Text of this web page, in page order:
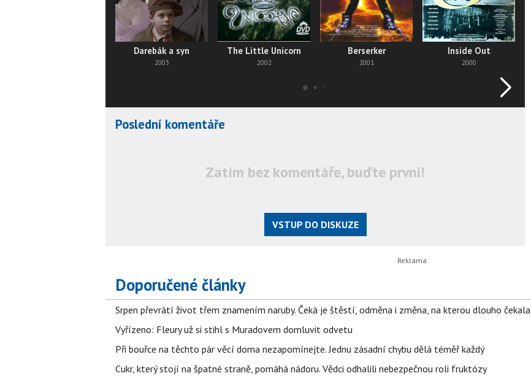
Darebák a syn
2003
The Little Unicorn
2002
Berserker
2001
Inside Out
2000
Poslední komentáře
Zatím bez komentáře, buďte první!
VSTUP DO DISKUZE
Doporučené články
Srpen převrátí život třem znamením naruby. Čeká je štěstí, odměna i změna, na kterou dlouho čekala
Vyřízeno: Fleury už si stihl s Muradovem domluvit odvetu
Při bouřce na těchto pár věcí doma nezapomínejte. Jednu zásadní chybu dělá téměř každý
Cukr, který stojí na špatné straně, pomáhá nádoru. Vědci odhalili nebezpečnou roli fruktózy